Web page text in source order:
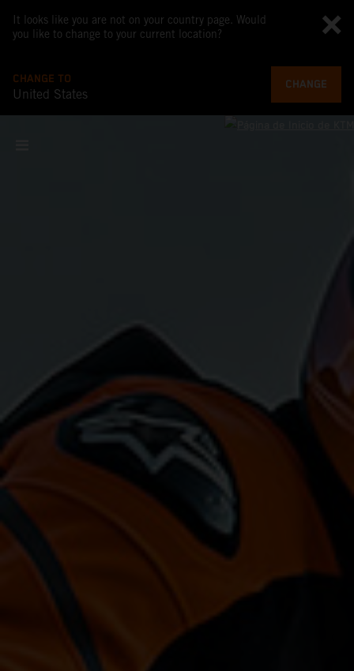
It looks like you are not on your country page. Would
you like to change to your current location?
CHANGE TO
United States
CHANGE